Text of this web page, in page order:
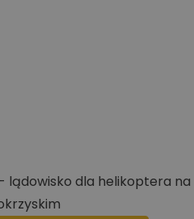
lądowisko dla helikoptera na